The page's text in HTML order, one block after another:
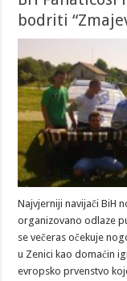
bodriti
Najvjerniji navijači BiH
organizovano odlaze
se večeras očekuje
u Zenici kao domaćin
evropsko prvenstvo